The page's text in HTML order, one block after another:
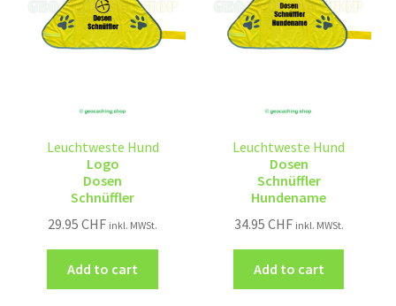
Leuchtweste Hund
Logo
Dosen
Schnüffler
29.95CHF inkl. MWSt.
Add to cart
Leuchtweste Hund
Dosen
Schnüffler
Hundename
34.95 CHF inkl. MWSt.
Add to cart